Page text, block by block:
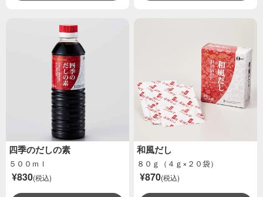
四季のだしの素
５００ｍｌ
¥830(税込)
和風だし
８０ｇ（４ｇ×２０袋）
¥870(税込)